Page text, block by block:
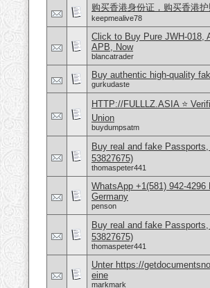
购买香港身份证，购买香港
keepmealive78
Click to Buy Pure JWH-018,
APB, Now
blancatrader
Buy authentic high-quality
gurkudaste
HTTP://FULLLZ.ASIA ⭐️
Union
buydumpsatm
Buy real and fake
53827675)
thomaspeter441
WhatsApp +1(581) 942-
Germany
penson
Buy real and fake
53827675)
thomaspeter441
Unter https://
eine
markmark